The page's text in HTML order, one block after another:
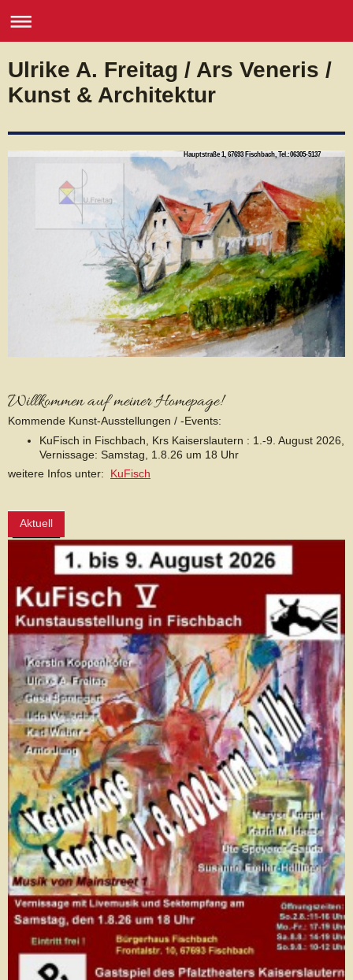
Ulrike A. Freitag / Ars Veneris /
Kunst & Architektur
Hauptstraße 1, 67693 Fischbach, Tel.:06305-5137
Willkommen auf meiner Homepage!
Kommende Kunst-Ausstellungen / -Events:
KuFisch in Fischbach, Krs Kaiserslautern : 1.-9. August 2026,
Vernissage: Samstag, 1.8.26 um 18 Uhr
weitere Infos unter:
KuFisch
Aktuell